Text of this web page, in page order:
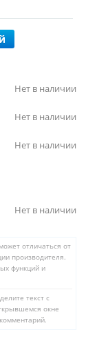
Нет в наличии
Нет в наличии
Нет в наличии
Нет в наличии
отличаться от
производителя.
функций и
текст с
окне